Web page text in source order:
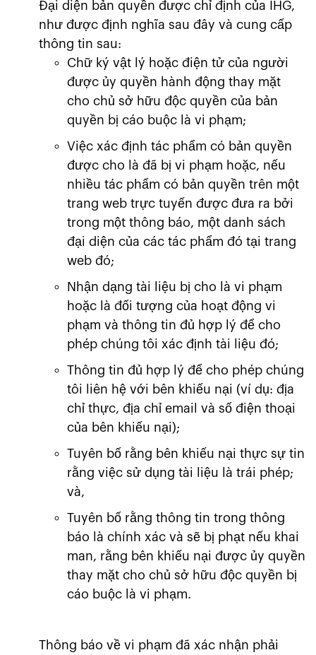
Đại diện bản quyền được chỉ định của IHG,
như được định nghĩa sau đây và cung cấp
thông tin sau:
Chữ ký vật lý hoặc điện tử của người
được ủy quyền hành động thay mặt
cho chủ sở hữu độc quyền của bản
quyền bị cáo buộc là vi phạm;
Việc xác định tác phẩm có bản quyền
được cho là đã bị vi phạm hoặc, nếu
nhiều tác phẩm có bản quyền trên một
trang web trực tuyến được đưa ra bởi
trong một thông báo, một danh sách
đại diện của các tác phẩm đó tại trang
web đó;
Nhận dạng tài liệu bị cho là vi phạm
hoặc là đối tượng của hoạt động vi
phạm và thông tin đủ hợp lý để cho
phép chúng tôi xác định tài liệu đó;
Thông tin đủ hợp lý để cho phép chúng
tôi liên hệ với bên khiếu nại (ví dụ: địa
chỉ thực, địa chỉ email và số điện thoại
của bên khiếu nại);
Tuyên bố rằng bên khiếu nại thực sự tin
rằng việc sử dụng tài liệu là trái phép;
và,
Tuyên bố rằng thông tin trong thông
báo là chính xác và sẽ bị phạt nếu khai
man, rằng bên khiếu nại được ủy quyền
thay mặt cho chủ sở hữu độc quyền bị
cáo buộc là vi phạm.
Thông báo về vi phạm đã xác nhận phải